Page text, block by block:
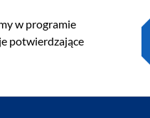
w programie
potwierdzające